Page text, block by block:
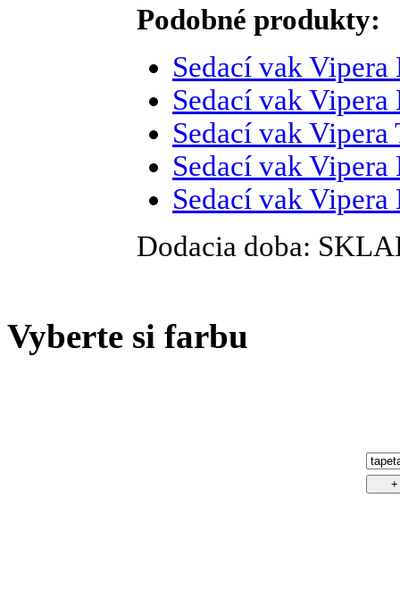
Podobné produkty:
Sedací vak
Sedací vak
Sedací vak
Sedací vak
Sedací vak
Dodacia doba:
Vyberte si farbu